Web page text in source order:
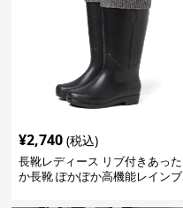
¥2,740 (税込)
長靴レディース リブ付きあった
か長靴 ぽかぽか高機能レインブ